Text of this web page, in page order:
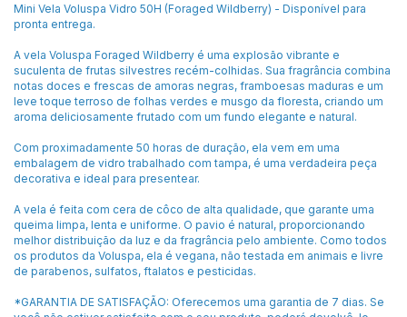
Mini Vela Voluspa Vidro 50H (Foraged Wildberry) - Disponível para
pronta entrega.
A vela Voluspa Foraged Wildberry é uma explosão vibrante e
suculenta de frutas silvestres recém-colhidas. Sua fragrância combina
notas doces e frescas de amoras negras, framboesas maduras e um
leve toque terroso de folhas verdes e musgo da floresta, criando um
aroma deliciosamente frutado com um fundo elegante e natural.
Com proximadamente 50 horas de duração, ela vem em uma
embalagem de vidro trabalhado com tampa, é uma verdadeira peça
decorativa e ideal para presentear.
A vela é feita com cera de côco de alta qualidade, que garante uma
queima limpa, lenta e uniforme. O pavio é natural, proporcionando
melhor distribuição da luz e da fragrância pelo ambiente. Como todos
os produtos da Voluspa, ela é vegana, não testada em animais e livre
de parabenos, sulfatos, ftalatos e pesticidas.
*GARANTIA DE SATISFAÇÃO: Oferecemos uma garantia de 7 dias. Se